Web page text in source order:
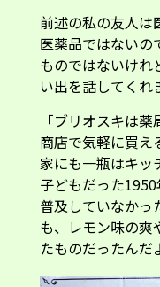
前述の私の友人は
医薬品ではないの
ものではないけれ
い出を話してくれ
「ブリオスキは
商店で気軽に買え
家にも一瓶はキッ
子どもだった
普及していなかっ
も、レモン味の爽
たものだったんだ